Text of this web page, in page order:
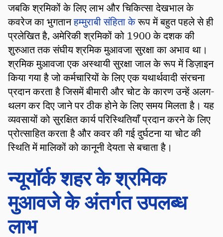
जबकि श्रमिकों के लिए लाभ और चिकित्सा देखभाल के
कवरेज का भुगतानहम्मुराबी संहिता केरूप में बहुत पहले से ही
प्रलेखित है, अमेरिकी श्रमिकों को 1900 के दशक की
शुरुआत तक संघीय श्रमिक मुआवजा सुरक्षा का अभाव था।
श्रमिक मुआवजा एक अस्थायी सुरक्षा जाल के रूप में डिज़ाइन
किया गया है जो कर्मचारियों के लिए एक यथार्थवादी संरचना
प्रदान करता है जिसमें बीमारी और चोट के कारण उन्हें अलग-
थलग कर दिए जाने पर ठीक होने के लिए समय मिलता है। यह
व्यवसायों को सुरक्षित कार्य परिस्थितियाँ प्रदान करने के लिए
प्रोत्साहित करता है और कवर की गई दुर्घटना या चोट की
स्थिति में मालिकों को कानूनी देयता से बचाता है।
न्यूयॉर्क शहर के श्रमिक
मुआवजे के अंतर्गत उपलब्ध
लाभ